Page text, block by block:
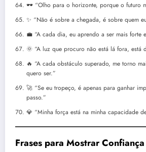
🕶️ “Olho para o horizonte, porque o futuro
✨ “Não é sobre a chegada, é sobre quem
💼 “A cada dia, eu aprendo a ser mais forte
🌞 “A luz que procuro não está lá fora, está
🔥 “A cada obstáculo superado, me torno
quero ser.”
🚀 “Se eu tropeço, é apenas para ganhar
passo.”
💎 “Minha força está na minha capacidade
Frases para Mostrar